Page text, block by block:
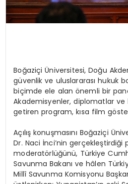
Boğaziçi Üniversitesi, Doğu
güvenlik ve uluslararası hukuk
biçimde ele alan önemli bir
Akademisyenler, diplomatlar ve
getiren program, kısa film
Açılış konuşmasını Boğaziçi
Dr. Naci İnci’nin gerçekleştirdiği
moderatörlüğünü, Türkiye
Savunma Bakanı ve hâlen
Millî Savunma Komisyonu